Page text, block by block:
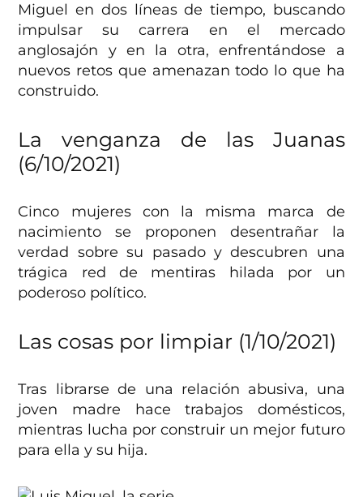
Miguel en dos líneas de tiempo, buscando
impulsar su carrera en el mercado
anglosajón y en la otra, enfrentándose a
nuevos retos que amenazan todo lo que ha
construido.
La venganza de las Juanas
(6/10/2021)
Cinco mujeres con la misma marca de
nacimiento se proponen desentrañar la
verdad sobre su pasado y descubren una
trágica red de mentiras hilada por un
poderoso político.
Las cosas por limpiar (1/10/2021)
Tras librarse de una relación abusiva, una
joven madre hace trabajos domésticos,
mientras lucha por construir un mejor futuro
para ella y su hija.